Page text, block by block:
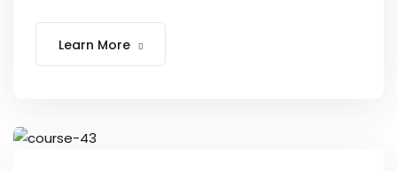
(EAD)
Produção
Learn More